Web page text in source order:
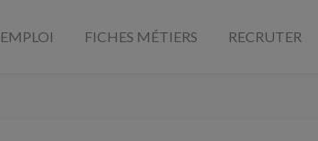
FICHES MÉTIERS RECRUTER